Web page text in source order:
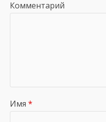
Комментарий
Имя *